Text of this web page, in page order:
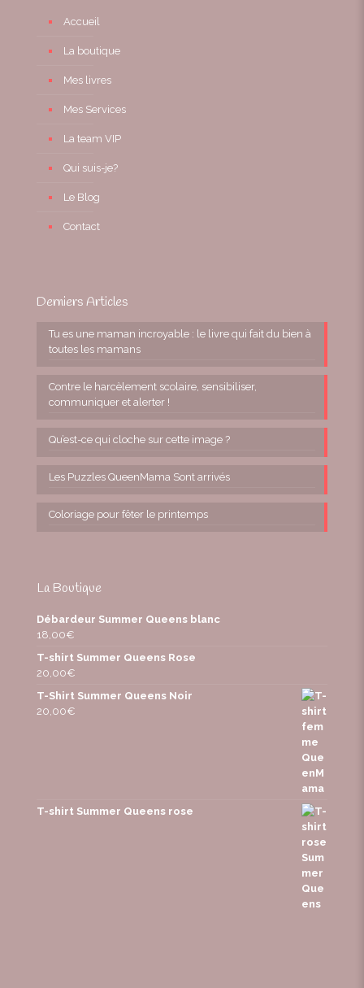
Accueil
La boutique
Mes livres
Mes Services
La team VIP
Qui suis-je?
Le Blog
Contact
Derniers Articles
Tu es une maman incroyable : le livre qui fait du bien à
toutes les mamans
Contre le harcèlement scolaire, sensibiliser,
communiquer et alerter !
Qu’est-ce qui cloche sur cette image ?
Les Puzzles QueenMama Sont arrivés
Coloriage pour fêter le printemps
La Boutique
Débardeur Summer Queens blanc
18,00€
T-shirt Summer Queens Rose
20,00€
T-Shirt Summer Queens Noir
20,00€
T-shirt Summer Queens rose